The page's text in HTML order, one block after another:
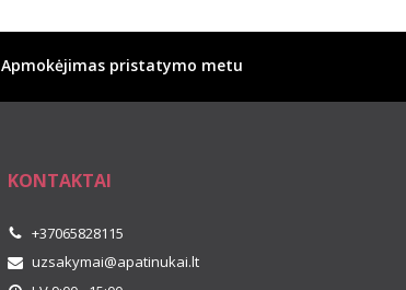
Apmokėjimas pristatymo metu
KONTAKTAI
+37065828115
uzsakymai@apatinukai.lt